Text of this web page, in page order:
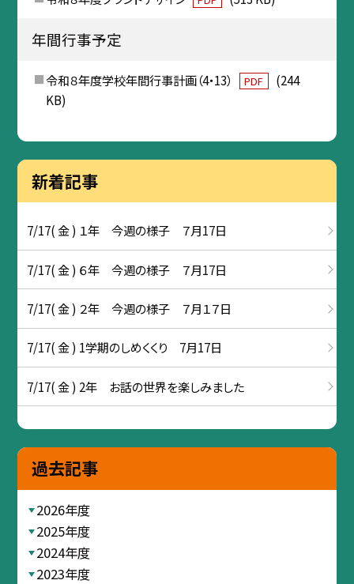
年間行事予定
令和８年度学校年間行事計画（4・13） PDF
(244
KB)
新着記事
7/17( 金 ) １年 今週の様子 ７月17日
7/17( 金 ) ６年 今週の様子 ７月17日
7/17( 金 ) ２年 今週の様子 ７月１７日
7/17( 金 ) 1学期のしめくくり 7月17日
7/17( 金 ) 2年 お話の世界を楽しみました
過去記事
2026年度
2025年度
2024年度
2023年度